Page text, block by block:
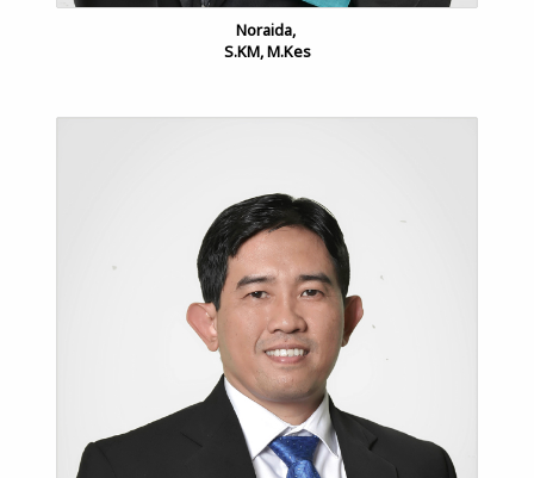
Noraida,
S.KM, M.Kes